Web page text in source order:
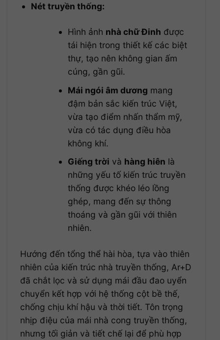
Nét truyền thống:
Hình ảnh nhà chữ Đinh được
tái hiện trong thiết kế các biệt
thự, tạo nên không gian ấm
cúng, gần gũi.
Mái ngói âm dương mang
đậm bản sắc kiến trúc Việt,
vừa tạo điểm nhấn thẩm mỹ,
vừa có tác dụng điều hòa
không khí.
Giếng trời và hàng hiên là
những yếu tố kiến trúc truyền
thống được khéo léo lồng
ghép, mang đến sự thông
thoáng và gần gũi với thiên
nhiên.
Hướng đến tổng thể hài hòa, tựa vào thiên
nhiên của kiến trúc nhà truyền thống, Ar+D
đã chắt lọc và sử dụng mái đầu đao uyển
chuyển kết hợp với hệ thống cột bề thế,
chống chịu khí hậu và thời tiết. Tôn trọng
nhịp điệu của mái nhà cong truyền thống,
nhưng tối giản và tiết chế lại để phù hợp